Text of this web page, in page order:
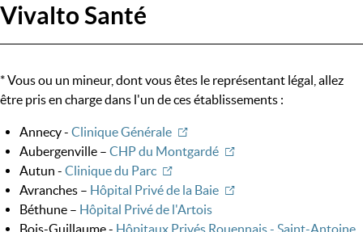
Vivalto Santé
* Vous ou un mineur, dont vous êtes le représentant légal, allez
être pris en charge dans l'un de ces établissements :
Annecy - Clinique Générale
Aubergenville – CHP du Montgardé
Autun - Clinique du Parc
Avranches – Hôpital Privé de la Baie
Béthune – Hôpital Privé de l'Artois
Bois-Guillaume - Hôpitaux Privés Rouennais - Saint-Antoine